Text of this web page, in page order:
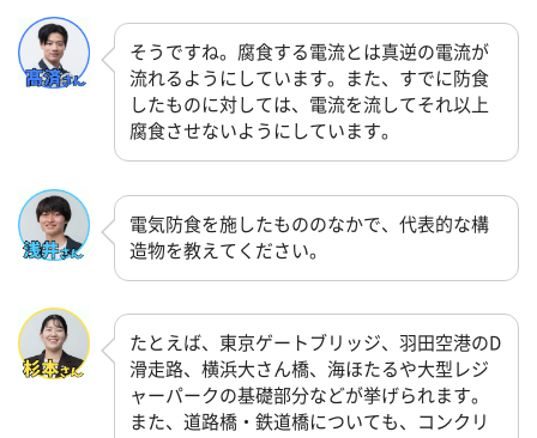
そうですね。腐食する電流とは真逆の電流が
流れるようにしています。また、すでに防食
したものに対しては、電流を流してそれ以上
腐食させないようにしています。
電気防食を施したもののなかで、代表的な構
造物を教えてください。
たとえば、東京ゲートブリッジ、羽田空港のD
滑走路、横浜大さん橋、海ほたるや大型レジ
ャーパークの基礎部分などが挙げられます。
また、道路橋・鉄道橋についても、コンクリ